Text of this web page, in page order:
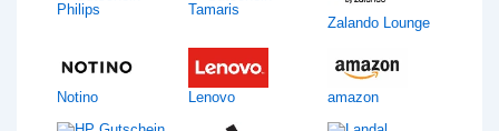
Philips
Tamaris
Zalando Lounge
Notino Lenovo amazon